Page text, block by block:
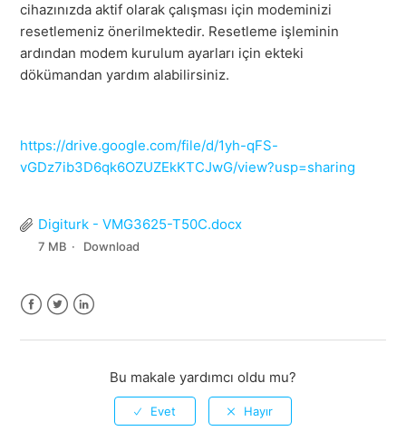
cihazınızda aktif olarak çalışması için modeminizi
resetlemeniz önerilmektedir. Resetleme işleminin
ardından modem kurulum ayarları için ekteki
dökümandan yardım alabilirsiniz.
https://drive.google.com/file/d/1yh-qFS-
vGDz7ib3D6qk6OZUZEkKTCJwG/view?usp=sharing
Digiturk - VMG3625-T50C.docx
7 MB Download
Bu makale yardımcı oldu mu?